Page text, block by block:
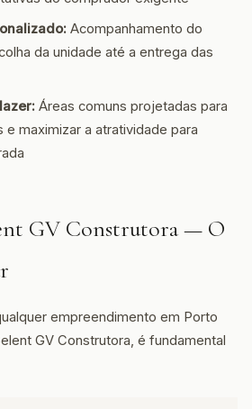
Acompanhamento do
da unidade até a entrega das
Áreas comuns projetadas para
maximizar a atratividade para
GV Construtora — O
empreendimento em Porto
GV Construtora, é fundamental